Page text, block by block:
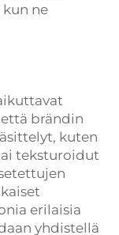
ne
brändin
kuten
teksturoidut
erilaisia
yhdistellä